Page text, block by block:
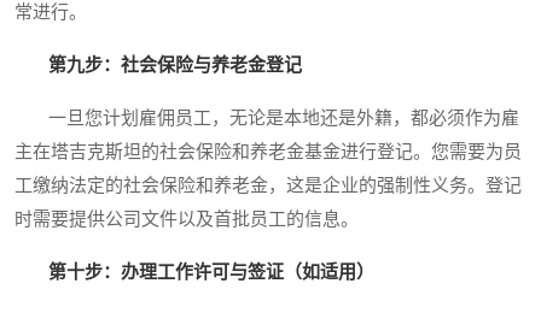
常进行。
第九步：社会保险与养老金登记
一旦您计划雇佣员工，无论是本地还是外籍，都必须作为雇
主在塔吉克斯坦的社会保险和养老金基金进行登记。您需要为员
工缴纳法定的社会保险和养老金，这是企业的强制性义务。登记
时需要提供公司文件以及首批员工的信息。
第十步：办理工作许可与签证（如适用）